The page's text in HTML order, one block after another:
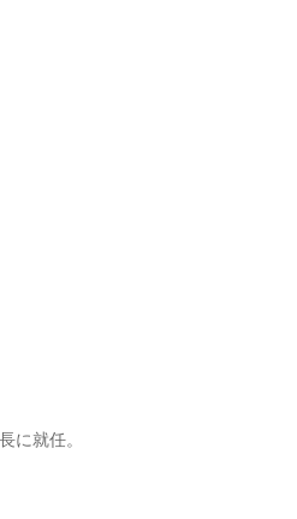
に就任。